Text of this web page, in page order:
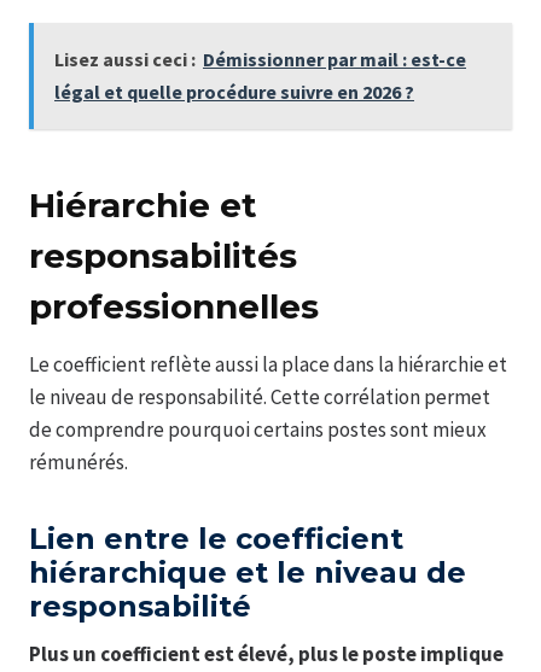
Lisez aussi ceci : Démissionner par mail : est-ce
légal et quelle procédure suivre en 2026 ?
Hiérarchie et
responsabilités
professionnelles
Le coefficient reflète aussi la place dans la hiérarchie et
le niveau de responsabilité. Cette corrélation permet
de comprendre pourquoi certains postes sont mieux
rémunérés.
Lien entre le coefficient
hiérarchique et le niveau de
responsabilité
Plus un coefficient est élevé, plus le poste implique